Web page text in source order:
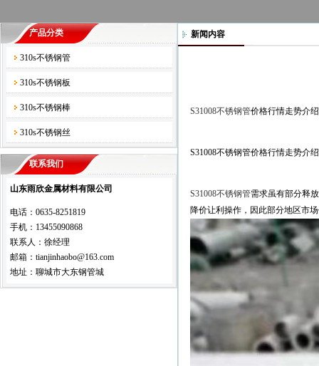
产品分类
310s不锈钢管
310s不锈钢板
310s不锈钢棒
310s不锈钢丝
联系我们
山东雨欣金属材料有限公司
电话：0635-8251819
手机：13455090868
联系人：徐经理
邮箱：tianjinhaobo@163.com
地址：聊城市大东钢管城
新闻内容
S31008不锈钢管价格行情走势介绍
S31008不锈钢管价格行情走势介绍
S31008不锈钢管需求虽有部分释
降价让利操作，因此部分地区市